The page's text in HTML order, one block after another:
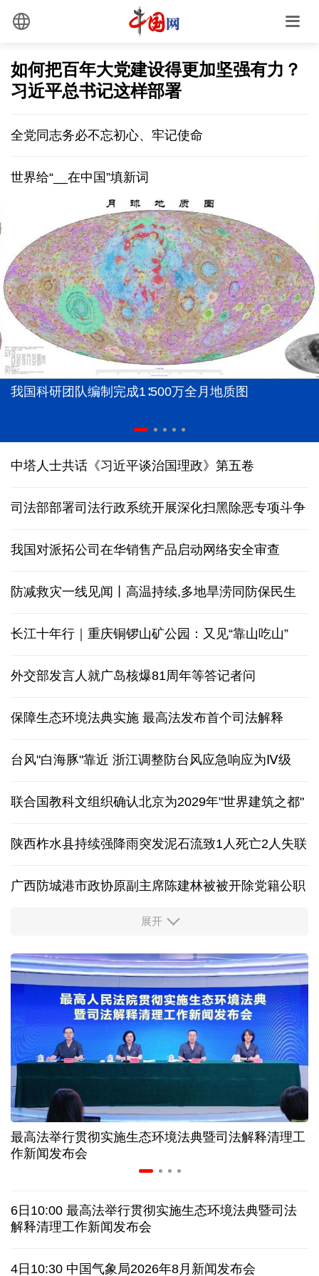
如何把百年大党建设得更加坚强有力？
习近平总书记这样部署
全党同志务必不忘初心、牢记使命
世界给“__在中国”填新词
我国科研团队编制完成1∶500万全月地质图
中塔人士共话《习近平谈治国理政》第五卷
司法部部署司法行政系统开展深化扫黑除恶专项斗争
我国对派拓公司在华销售产品启动网络安全审查
防减救灾一线见闻丨高温持续,多地旱涝同防保民生
长江十年行｜重庆铜锣山矿公园：又见“靠山吃山”
外交部发言人就广岛核爆81周年等答记者问
保障生态环境法典实施 最高法发布首个司法解释
台风"白海豚"靠近 浙江调整防台风应急响应为Ⅳ级
联合国教科文组织确认北京为2029年"世界建筑之都"
陕西柞水县持续强降雨突发泥石流致1人死亡2人失联
广西防城港市政协原副主席陈建林被被开除党籍公职
中国多地出台带薪休假新政 释放消费潜力
入境游火热 前7月北京离境退税各项数据均创新高
我国自阿根廷进口的牛肉已达到规定数量的50%
上半年我国黄金消费量511.412吨 同比增长1.23%
AI客服承诺不实、人工客服接入困难 中消协回应
数据有了“身份证” 我国正稳步推进数据产权登记
白宫否认特朗普与赫格塞思因弹药库存短缺发生争执
美媒称美国增派人手 在古巴加大力度开展情报活动
展开
最高法举行贯彻实施生态环境法典暨司法解释清理工
作新闻发布会
6日10:00 最高法举行贯彻实施生态环境法典暨司法
解释清理工作新闻发布会
4日10:30 中国气象局2026年8月新闻发布会